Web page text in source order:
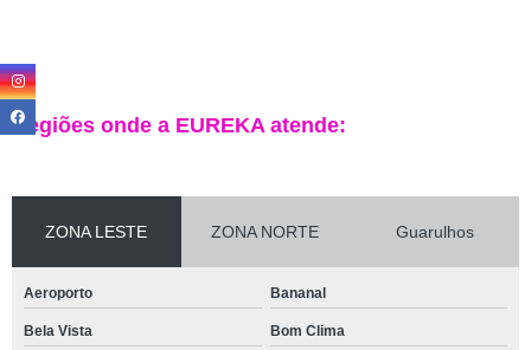
Regiões onde a EUREKA atende:
ZONA LESTE ZONA NORTE Guarulhos
Aeroporto Bananal
Bela Vista Bom Clima